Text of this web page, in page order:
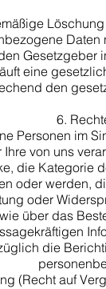
eine
den
6.
Personen im
Ihre von uns
die Kategorie
oder werden,
oder
über das
die
(Recht auf